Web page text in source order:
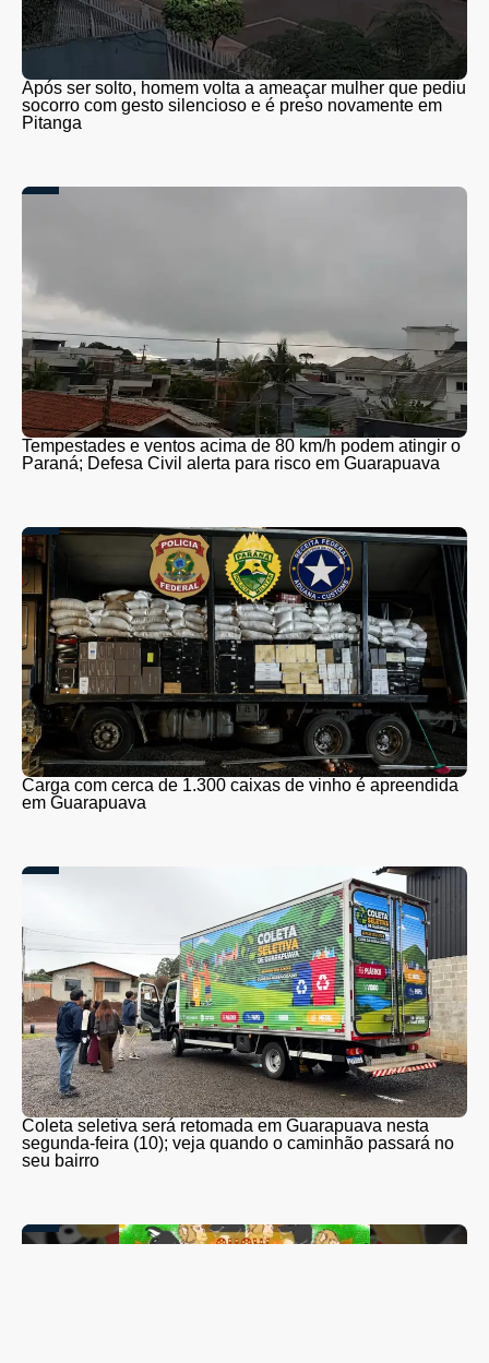
Após ser solto, homem volta a ameaçar mulher que pediu
socorro com gesto silencioso e é preso novamente em
Pitanga
Tempestades e ventos acima de 80 km/h podem atingir o
Paraná; Defesa Civil alerta para risco em Guarapuava
Carga com cerca de 1.300 caixas de vinho é apreendida
em Guarapuava
Coleta seletiva será retomada em Guarapuava nesta
segunda-feira (10); veja quando o caminhão passará no
seu bairro